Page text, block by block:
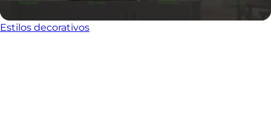
Estilos decorativos